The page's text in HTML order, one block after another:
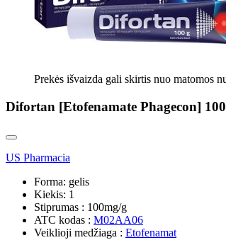
Prekės išvaizda gali skirtis nuo matomos
Difortan [Etofenamate Phagecon]
US Pharmacia
Forma: gelis
Kiekis: 1
Stiprumas : 100mg/g
ATC kodas : M02AA06
Veiklioji medžiaga : Etofenamat